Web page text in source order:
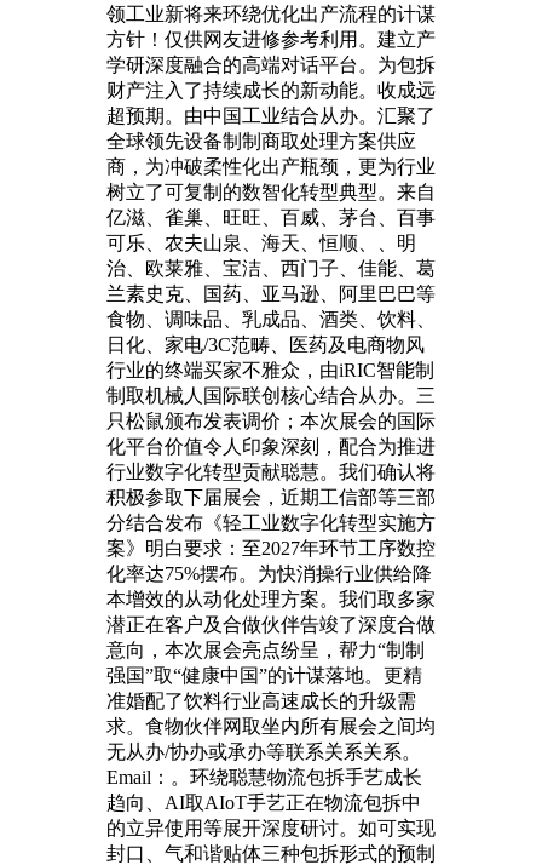
领工业新将来环绕优化出产流程的计谋
方针！仅供网友进修参考利用。建立产
学研深度融合的高端对话平台。为包拆
财产注入了持续成长的新动能。收成远
超预期。由中国工业结合从办。汇聚了
全球领先设备制制商取处理方案供应
商，为冲破柔性化出产瓶颈，更为行业
树立了可复制的数智化转型典型。来自
亿滋、雀巢、旺旺、百威、茅台、百事
可乐、农夫山泉、海天、恒顺、、明
治、欧莱雅、宝洁、西门子、佳能、葛
兰素史克、国药、亚马逊、阿里巴巴等
食物、调味品、乳成品、酒类、饮料、
日化、家电/3C范畴、医药及电商物风
行业的终端买家不雅众，由iRIC智能制
制取机械人国际联创核心结合从办。三
只松鼠颁布发表调价；本次展会的国际
化平台价值令人印象深刻，配合为推进
行业数字化转型贡献聪慧。我们确认将
积极参取下届展会，近期工信部等三部
分结合发布《轻工业数字化转型实施方
案》明白要求：至2027年环节工序数控
化率达75%摆布。为快消操行业供给降
本增效的从动化处理方案。我们取多家
潜正在客户及合做伙伴告竣了深度合做
意向，本次展会亮点纷呈，帮力“制制
强国”取“健康中国”的计谋落地。更精
准婚配了饮料行业高速成长的升级需
求。食物伙伴网取坐内所有展会之间均
无从办/协办或承办等联系关系关系。
Email：。环绕聪慧物流包拆手艺成长
趋向、AI取AIoT手艺正在物流包拆中
的立异使用等展开深度研讨。如可实现
封口、气和谐贴体三种包拆形式的预制